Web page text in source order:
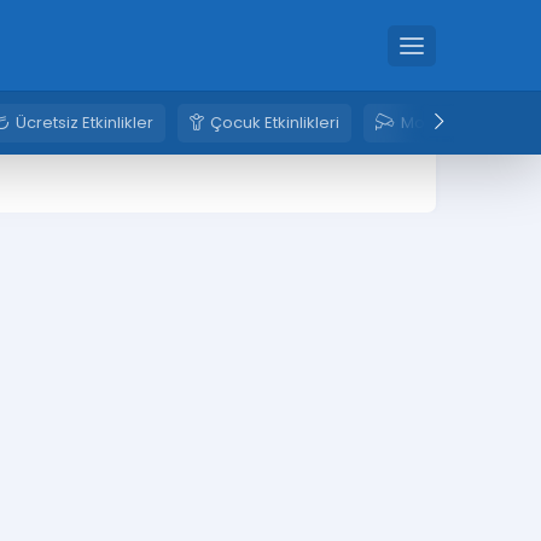
Ücretsiz Etkinlikler Çocuk Etkinlikleri Mobese